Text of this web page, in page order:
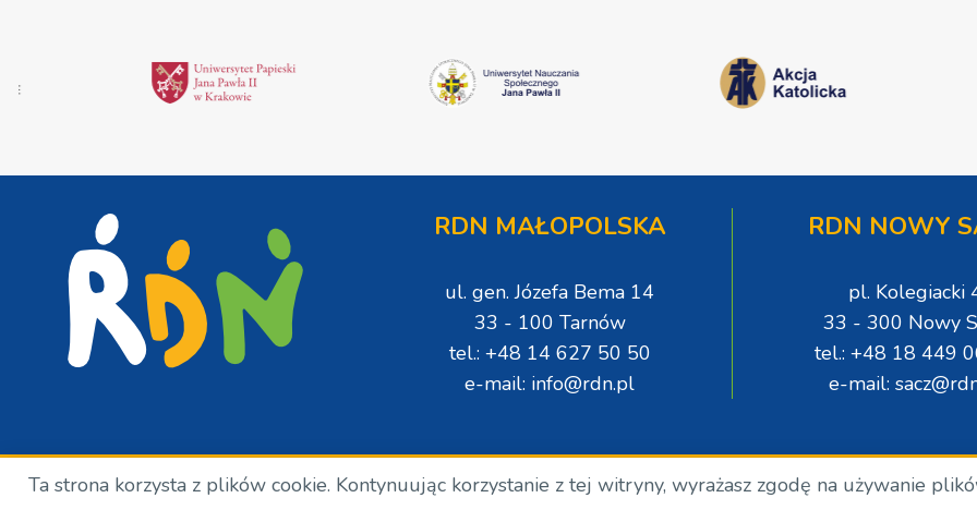
RDN MAŁOPOLSKA
ul. gen. Józefa Bema 14
33 - 100 Tarnów
tel.: +48 14 627 50 50
e-mail: info@rdn.pl
RDN NOWY
pl. Kolegiacki
33 - 300 Nowy
tel.: +48 18 449
e-mail:
Copyright © Wszelkie prawa zastrzeżone. RDN. 2024.
Ta strona korzysta z plików cookie. Kontynuując korzystanie z tej witryny, wyrażasz zgodę na używanie